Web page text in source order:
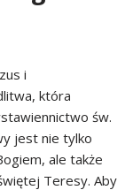
i
która
św.
jest nie tylko
ale także
Teresy. Aby